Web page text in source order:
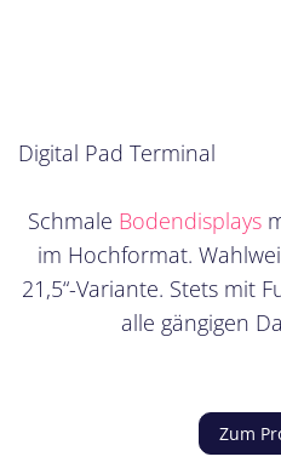
Digital Pad Terminal
Schmale Bodendisplays
im Hochformat.
21,5“-Variante. Stets mit
alle gängigen
Zum